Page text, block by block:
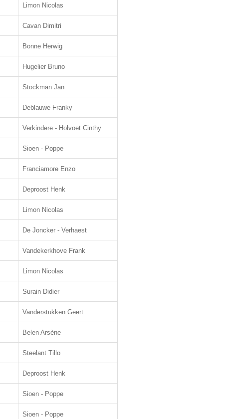
Limon Nicolas
Cavan Dimitri
Bonne Herwig
Hugelier Bruno
Stockman Jan
Deblauwe Franky
Verkindere - Holvoet Cinthy
Sioen - Poppe
Franciamore Enzo
Deproost Henk
Limon Nicolas
De Joncker - Verhaest
Vandekerkhove Frank
Limon Nicolas
Surain Didier
Vanderstukken Geert
Belen Arsène
Steelant Tillo
Deproost Henk
Sioen - Poppe
Sioen - Poppe